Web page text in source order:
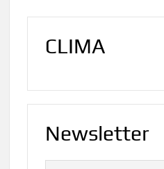
CLIMA
Newsletter